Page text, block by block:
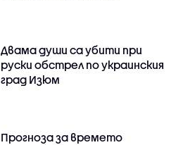
Двама души са убити при
руски обстрeл по украинския
град Изюм
Прогноза за времето